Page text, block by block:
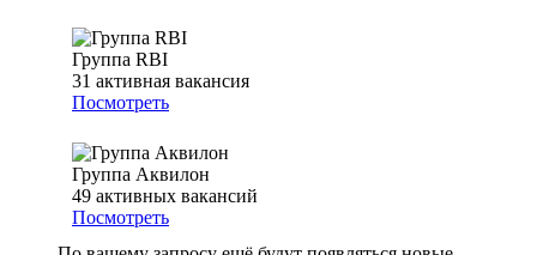
Группа RBI
31 активная вакансия
Посмотреть
Группа Аквилон
49 активных вакансий
Посмотреть